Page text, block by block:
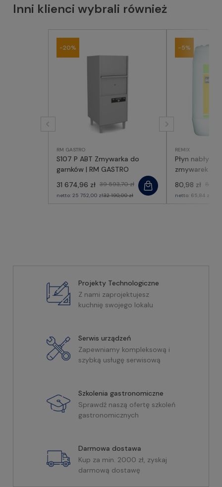
Inni klienci wybrali również
RM GASTRO
S107 P ABT Zmywarka do
garnków | RM GASTRO
31 674,96 zł 39 593,70 zł
netto: 25 752,00 zł32 190,00 zł
-20%
REMIX
Płyn
zmywarek
80,98 zł 85,24
netto: 65,84 zł
-5%
Projekty Technologiczne
Z nami zaprojektujesz
kuchnię swojego lokalu
Serwis urządzeń
Zapewniamy kompleksową i
szybką usługę serwisową
Szkolenia gastronomiczne
Sprawdź naszą ofertę szkoleń
gastronomicznych
Darmowa dostawa
Kup za min. 2000 zł, zyskaj
darmową dostawę